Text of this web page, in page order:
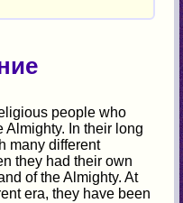
people who
Almighty. In their long
many different
they had their own
of the Almighty. At
era, they have been